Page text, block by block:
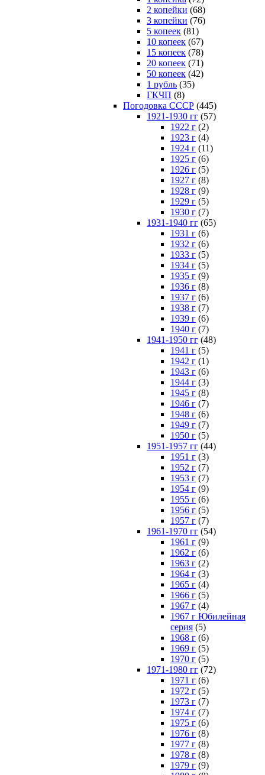
2 копейки (68)
3 копейки (76)
5 копеек (81)
10 копеек (67)
15 копеек (78)
20 копеек (71)
50 копеек (42)
1 рубль (35)
ГКЧП (8)
Погодовка СССР (445)
1921-1930 гг (57)
1922 г (2)
1923 г (4)
1924 г (11)
1925 г (6)
1926 г (5)
1927 г (8)
1928 г (9)
1929 г (5)
1930 г (7)
1931-1940 гг (65)
1931 г (6)
1932 г (6)
1933 г (5)
1934 г (5)
1935 г (9)
1936 г (8)
1937 г (6)
1938 г (7)
1939 г (6)
1940 г (7)
1941-1950 гг (48)
1941 г (5)
1942 г (1)
1943 г (6)
1944 г (3)
1945 г (8)
1946 г (7)
1948 г (6)
1949 г (7)
1950 г (5)
1951-1957 гг (44)
1951 г (3)
1952 г (7)
1953 г (7)
1954 г (9)
1955 г (6)
1956 г (5)
1957 г (7)
1961-1970 гг (54)
1961 г (9)
1962 г (6)
1963 г (2)
1964 г (3)
1965 г (4)
1966 г (5)
1967 г (4)
1967 г Юбилейная
серия (5)
1968 г (6)
1969 г (5)
1970 г (5)
1971-1980 гг (72)
1971 г (6)
1972 г (5)
1973 г (7)
1974 г (7)
1975 г (6)
1976 г (8)
1977 г (8)
1978 г (8)
1979 г (9)